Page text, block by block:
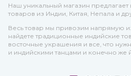
Наш уникальный магазин
товаров из Индии, Китая, Непала и
Весь товар мы привозим напрямую из
найдете традиционные индийские
восточные украшения и все, что
и индийскими танцами и конечно же